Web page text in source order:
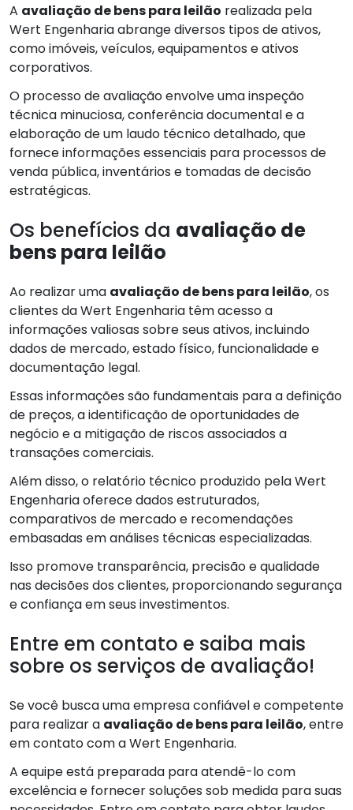
A avaliação de bens para leilão realizada pela
Wert Engenharia abrange diversos tipos de ativos,
como imóveis, veículos, equipamentos e ativos
corporativos.
O processo de avaliação envolve uma inspeção
técnica minuciosa, conferência documental e a
elaboração de um laudo técnico detalhado, que
fornece informações essenciais para processos de
venda pública, inventários e tomadas de decisão
estratégicas.
Os benefícios da avaliação de
bens para leilão
Ao realizar uma avaliação de bens para leilão, os
clientes da Wert Engenharia têm acesso a
informações valiosas sobre seus ativos, incluindo
dados de mercado, estado físico, funcionalidade e
documentação legal.
Essas informações são fundamentais para a definição
de preços, a identificação de oportunidades de
negócio e a mitigação de riscos associados a
transações comerciais.
Além disso, o relatório técnico produzido pela Wert
Engenharia oferece dados estruturados,
comparativos de mercado e recomendações
embasadas em análises técnicas especializadas.
Isso promove transparência, precisão e qualidade
nas decisões dos clientes, proporcionando segurança
e confiança em seus investimentos.
Entre em contato e saiba mais
sobre os serviços de avaliação!
Se você busca uma empresa confiável e competente
para realizar a avaliação de bens para leilão, entre
em contato com a Wert Engenharia.
A equipe está preparada para atendê-lo com
excelência e fornecer soluções sob medida para suas